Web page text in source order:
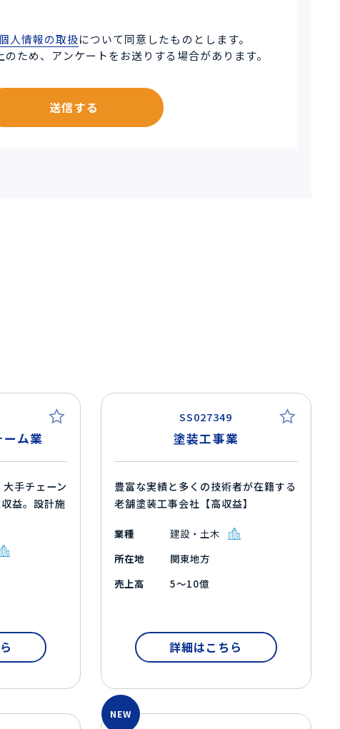
人情報の取扱について同意したものとします。
ため、アンケートをお送りする場合があります。
送信する
ム業
大手チェーン
益。設計施
SS027349
塗装工事業
豊富な実績と多くの技術者が在籍する
老舗塗装工事会社【高収益】
業種
建設・土木
所在地
関東地方
売上高
5～10億
詳細はこちら
NEW